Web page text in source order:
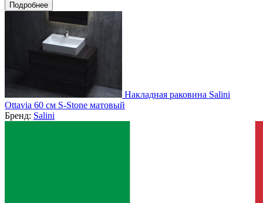
Подробнее
Накладная раковина Salini
Ottavia 60 см S-Stone матовый
Бренд: Salini